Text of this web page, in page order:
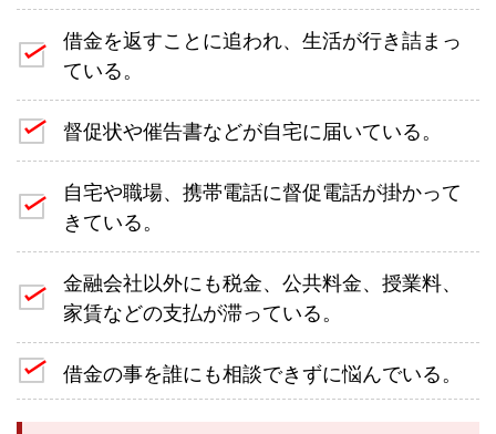
借金を返すことに追われ、生活が行き詰まっ
ている。
督促状や催告書などが自宅に届いている。
自宅や職場、携帯電話に督促電話が掛かって
きている。
金融会社以外にも税金、公共料金、授業料、
家賃などの支払が滞っている。
借金の事を誰にも相談できずに悩んでいる。